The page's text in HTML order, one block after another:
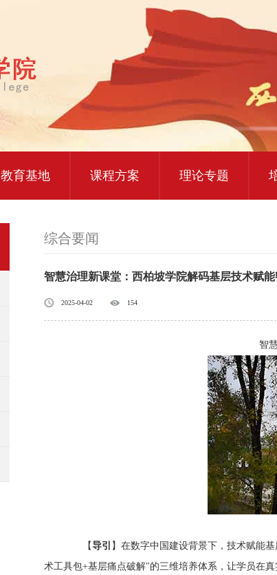
教育基地 课程方案 理论专题
综合要闻
智慧治理新课堂：西柏坡学院解码基层技术赋
2025-04-02 154
智
【导引 】在数字中国建设背景下，技术赋能
术工具包+基层痛点破解"的三维培养体系，让学员在